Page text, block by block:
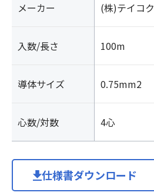
メーカー (株)テイコク
入数/長さ 100m
導体サイズ 0.75mm2
心数/対数 4心
仕様書ダウンロード